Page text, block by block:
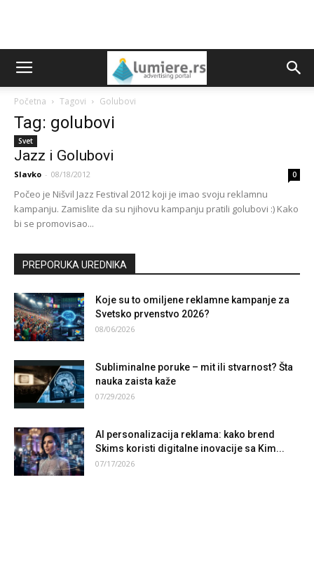
Početna Tagovi Golubovi
Tag: golubovi
Svet
Jazz i Golubovi
Slavko - 08/18/2012 0
Počeo je Nišvil Jazz Festival 2012 koji je imao svoju reklamnu
kampanju. Zamislite da su njihovu kampanju pratili golubovi :) Kako
bi se promovisao...
PREPORUKA UREDNIKA
Koje su to omiljene reklamne kampanje za
Svetsko prvenstvo 2026?
08/06/2026
Subliminalne poruke – mit ili stvarnost? Šta
nauka zaista kaže
07/29/2026
AI personalizacija reklama: kako brend
Skims koristi digitalne inovacije sa Kim...
07/17/2026